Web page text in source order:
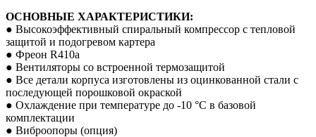
ОСНОВНЫЕ ХАРАКТЕРИСТИКИ:
● Высокоэффективный спиральный компрессор с тепловой
защитой и подогревом картера
● Фреон R410a
● Вентиляторы со встроенной термозащитой
● Все детали корпуса изготовлены из оцинкованной стали с
последующей порошковой окраской
● Охлаждение при температуре до -10 °С в базовой
комплектации
● Виброопоры (опция)